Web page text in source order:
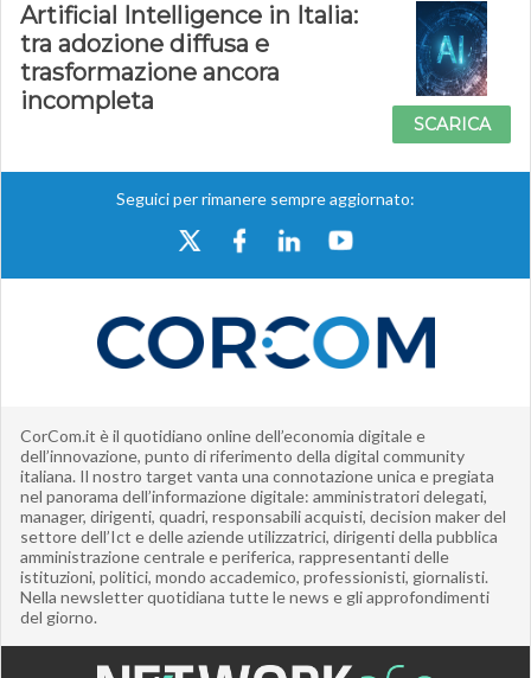
Artificial Intelligence in Italia:
tra adozione diffusa e
trasformazione ancora
incompleta
SCARICA
Seguici per rimanere sempre aggiornato:
CorCom.it è il quotidiano online dell’economia digitale e
dell’innovazione, punto di riferimento della digital community
italiana. Il nostro target vanta una connotazione unica e pregiata
nel panorama dell’informazione digitale: amministratori delegati,
manager, dirigenti, quadri, responsabili acquisti, decision maker del
settore dell’Ict e delle aziende utilizzatrici, dirigenti della pubblica
amministrazione centrale e periferica, rappresentanti delle
istituzioni, politici, mondo accademico, professionisti, giornalisti.
Nella newsletter quotidiana tutte le news e gli approfondimenti
del giorno.